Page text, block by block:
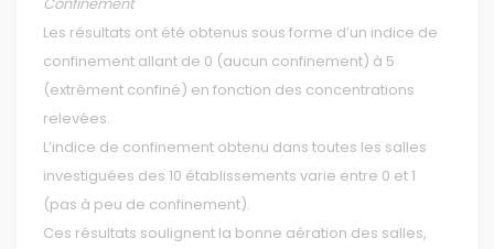
Les résultats ont été obtenus sous forme d’un indice de
confinement allant de 0 (aucun confinement) à 5
(extrêment confiné) en fonction des concentrations
relevées.
L’indice de confinement obtenu dans toutes les salles
investiguées des 10 établissements varie entre 0 et 1
(pas à peu de confinement).
Ces résultats soulignent la bonne aération des salles,